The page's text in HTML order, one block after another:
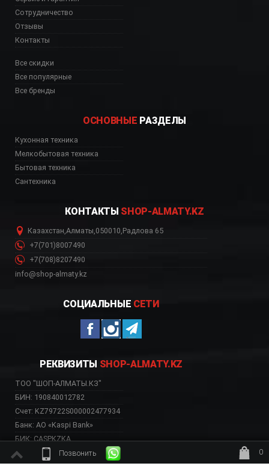
Позвонить
0
ждёт заказ
Сотрудничество
Отзывы
Контакты
Все скидки
Все популярные
Все бренды
ОСНОВНЫЕ РАЗДЕЛЫ
Кухонная техника
Мелкобытовая техника
Бытовая техника
Сантехника
КОНТАКТЫ SHOP-ALMATY.KZ
Казахстан,Алматы,050010,Радлова 65
+7(701)8007490
+7(708)8207490
info@shop-almaty.kz
СОЦИАЛЬНЫЕ СЕТИ
РЕКВИЗИТЫ SHOP-ALMATY.KZ
ТОО "ШОП-АЛМАТЫ.КЗ"
БИН: 190840012782
Счет: KZ79722S000002477934
Банк: АО «Kaspi Bank»
БИК: CASPKZKA